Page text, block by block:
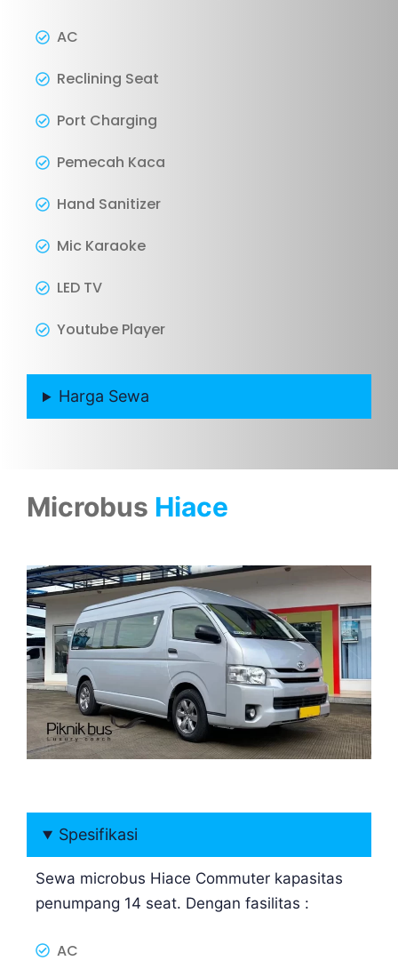
AC
Reclining Seat
Port Charging
Pemecah Kaca
Hand Sanitizer
Mic Karaoke
LED TV
Youtube Player
Harga Sewa
Microbus Hiace
Spesifikasi
Sewa microbus Hiace Commuter kapasitas
penumpang 14 seat. Dengan fasilitas :
AC